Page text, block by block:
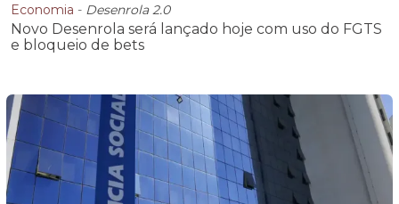
Economia - Desenrola 2.0
Novo Desenrola será lançado hoje com uso do FGTS
e bloqueio de bets